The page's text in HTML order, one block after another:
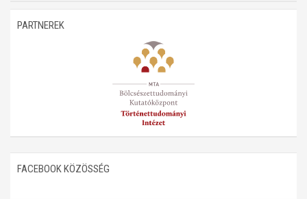
PARTNEREK
FACEBOOK KÖZÖSSÉG